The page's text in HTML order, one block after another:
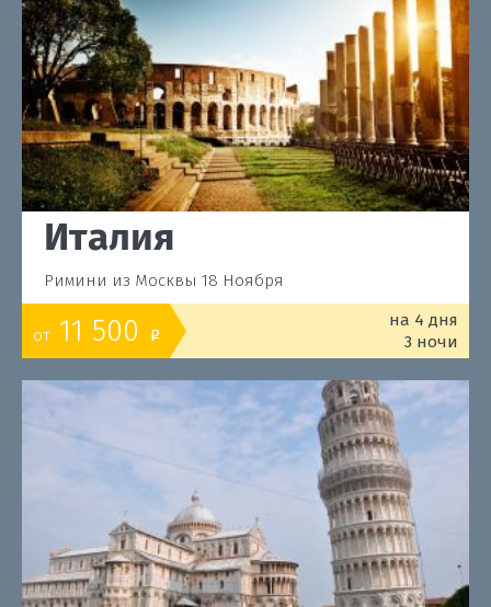
Италия
Римини из Москвы 18 Ноября
от 11 500 o
на 4 дня
3 ночи